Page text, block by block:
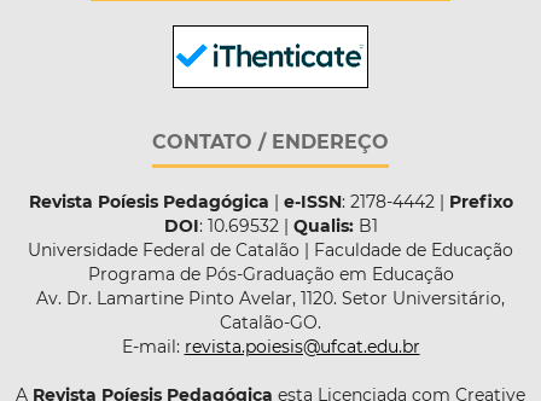
CONTATO / ENDEREÇO
Revista Poíesis Pedagógica e-ISSN: 2178-4442 | Prefixo
DOI: 10.69532 | Qualis:B1
Universidade Federal de Catalão | Faculdade de Educação
Programa de Pós-Graduação em Educação
Av. Dr. Lamartine Pinto Avelar, 1120. Setor Universitário,
Catalão-GO.
E-mail: revista.poiesis@ufcat.edu.br
A Revista Poíesis Pedagógica esta Licenciada com Creative